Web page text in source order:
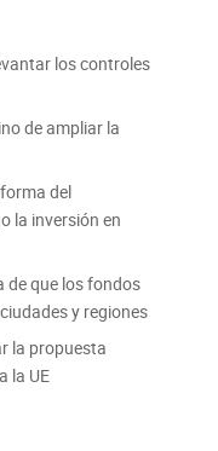
los controles
de ampliar la
del
la inversión en
de que los fondos
y regiones
la propuesta
la UE